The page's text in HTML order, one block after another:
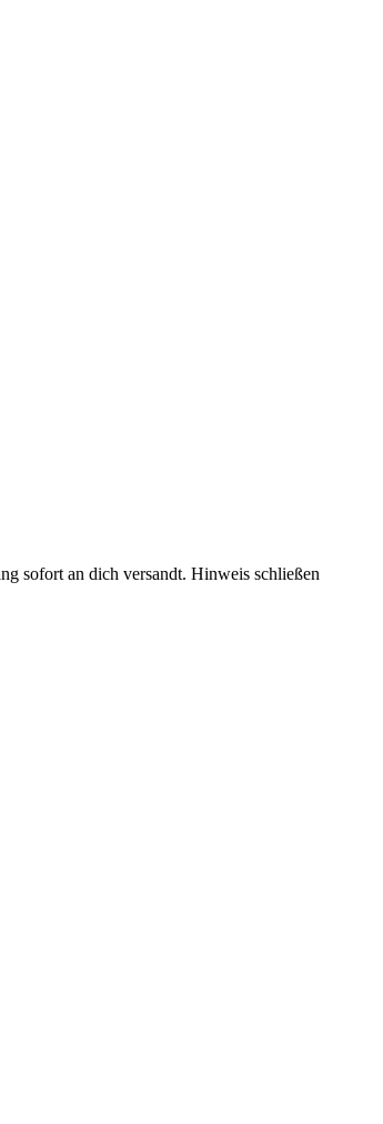
sofort an dich versandt. Hinweis schließen